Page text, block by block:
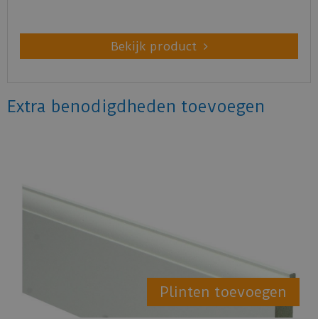
Bekijk product
Extra benodigdheden toevoegen
Plinten toevoegen